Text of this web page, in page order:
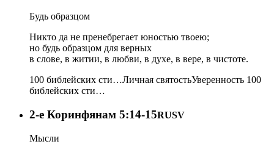
Будь образцом
Никто да не пренебрегает юностью твоею;
но будь образцом для верных
в слове, в житии, в любви, в духе, в вере, в чистоте.
100 библейских сти…Личная святостьУверенность 100
библейских сти…
2-e Коринфянам 5:14-15RUSV
Мысли